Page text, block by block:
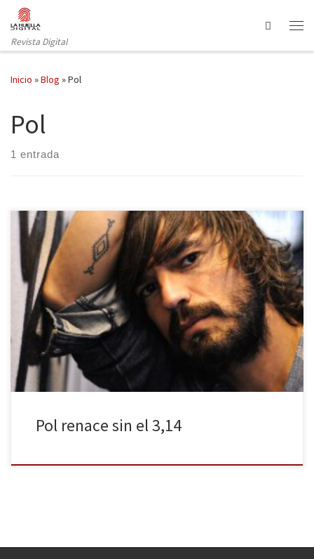
Saltar al contenido
Revista Digital
Search
Inicio »Blog »Pol
Pol
1 entrada
El cantante madrileño Pol, nos cita en un parque de las afueras
para hablarnos de su nuevo proyecto. Al aire libre e inseparable
de su guitarra, se muestra ilusionado hablándonos del disco que
está pagando con la indemnización de un accidente de tráfico
que tuvo en plena Gran Vía, accidente […]
Pol renace sin el 3,14